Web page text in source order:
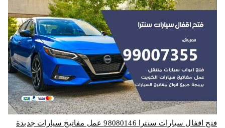
فتح اقفال سيارات سنترا 98080146‬ عمل مفاتيح سيارات جديدة